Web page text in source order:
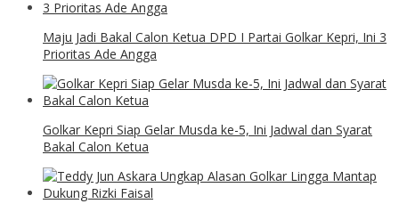
Maju Jadi Bakal Calon Ketua DPD I Partai Golkar Kepri, Ini 3
Prioritas Ade Angga
Golkar Kepri Siap Gelar Musda ke-5, Ini Jadwal dan Syarat
Bakal Calon Ketua